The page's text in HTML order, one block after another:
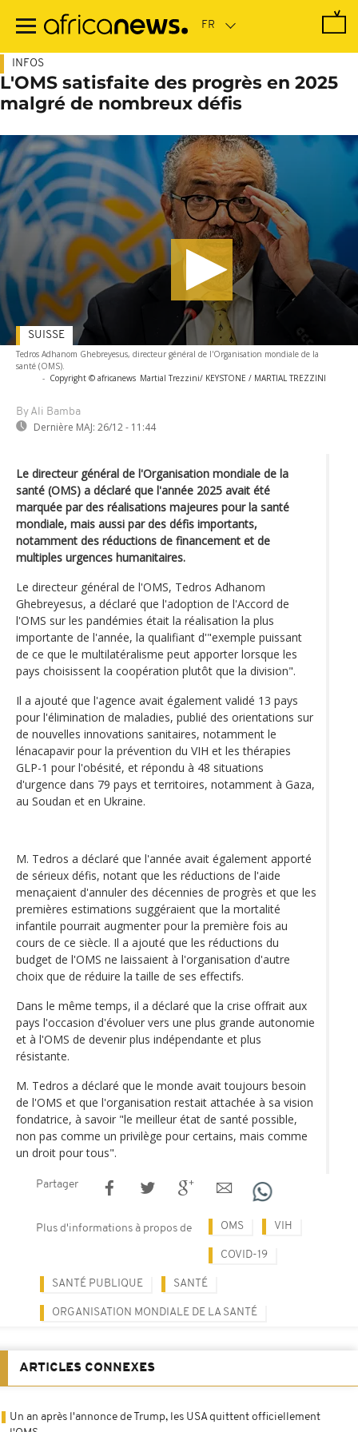
contenu
INFOS
L'OMS satisfaite des progrès en 2025
malgré de nombreux défis
Tedros Adhanom Ghebreyesus, directeur général de l'Organisation mondiale de la
santé (OMS).
- Copyright © africanews Martial Trezzini/ KEYSTONE / MARTIAL TREZZINI
By Ali Bamba
Dernière MAJ: 26/12 - 11:44
SUISSE
Le directeur général de l'Organisation mondiale de la
santé (OMS) a déclaré que l'année 2025 avait été
marquée par des réalisations majeures pour la santé
mondiale, mais aussi par des défis importants,
notamment des réductions de financement et de
multiples urgences humanitaires.
Le directeur général de l'OMS, Tedros Adhanom
Ghebreyesus, a déclaré que l'adoption de l'Accord de
l'OMS sur les pandémies était la réalisation la plus
importante de l'année, la qualifiant d'"exemple puissant
de ce que le multilatéralisme peut apporter lorsque les
pays choisissent la coopération plutôt que la division".
Il a ajouté que l'agence avait également validé 13 pays
pour l'élimination de maladies, publié des orientations sur
de nouvelles innovations sanitaires, notamment le
lénacapavir pour la prévention du VIH et les thérapies
GLP-1 pour l'obésité, et répondu à 48 situations
d'urgence dans 79 pays et territoires, notamment à Gaza,
au Soudan et en Ukraine.
M. Tedros a déclaré que l'année avait également apporté
de sérieux défis, notant que les réductions de l'aide
menaçaient d'annuler des décennies de progrès et que les
premières estimations suggéraient que la mortalité
infantile pourrait augmenter pour la première fois au
cours de ce siècle. Il a ajouté que les réductions du
budget de l'OMS ne laissaient à l'organisation d'autre
choix que de réduire la taille de ses effectifs.
Dans le même temps, il a déclaré que la crise offrait aux
pays l'occasion d'évoluer vers une plus grande autonomie
et à l'OMS de devenir plus indépendante et plus
résistante.
M. Tedros a déclaré que le monde avait toujours besoin
de l'OMS et que l'organisation restait attachée à sa vision
fondatrice, à savoir "le meilleur état de santé possible,
non pas comme un privilège pour certains, mais comme
un droit pour tous".
Partager
Plus d'informations à propos de OMS VIH
COVID-19
SANTÉ PUBLIQUE SANTÉ
ORGANISATION MONDIALE DE LA SANTÉ
ARTICLES CONNEXES
Un an après l'annonce de Trump, les USA quittent officiellement